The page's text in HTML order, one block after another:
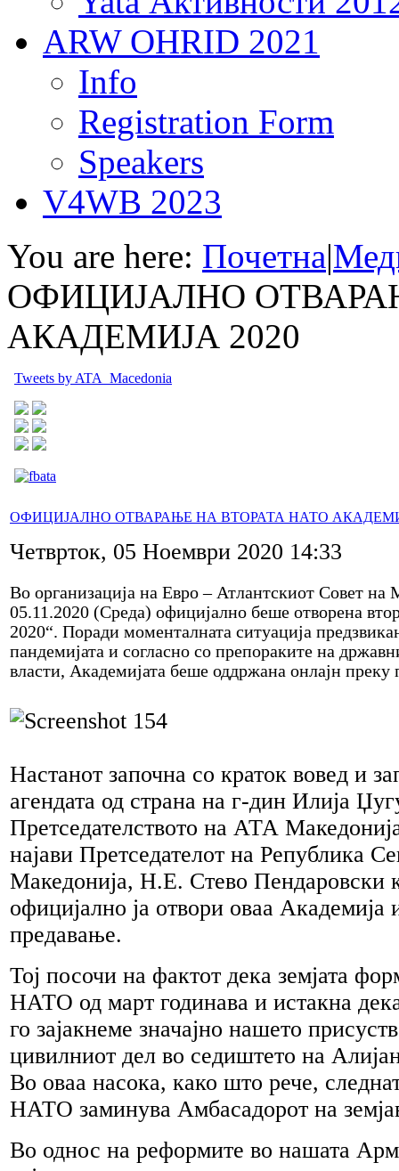
ARW OHRID 2021
Info
Registration Form
Speakers
V4WB 2023
You are here: Почетна|
ОФИЦИЈАЛНО
АКАДЕМИЈА 2020
Tweets by ATA_Macedonia
ОФИЦИЈАЛНО ОТВАРАЊЕ НА ВТОРАТА НАТО
Четврток, 05 Ноември 2020 14:33
Во организација на Евро – Атлантскиот Совет на
05.11.2020 (Среда) официјално беше отворена
2020“. Поради моменталната ситуација
пандемијата и согласно со препораките на
власти, Академијата беше оддржана онлајн
Настанот започна со краток вовед и
агендата од страна на г-дин Илија
Претседателството на АТА
најави Претседателот на Република
Македонија, Н.Е. Стево Пендаровски
официјално ја отвори оваа Академија
предавање.
Тој посочи на фактот дека земјата
НАТО од март годинава и истакна
го зајакнеме значајно нашето
цивилниот дел во седиштето на
Во оваа насока, како што рече,
НАТО заминува Амбасадорот на
Во однос на реформите во нашата